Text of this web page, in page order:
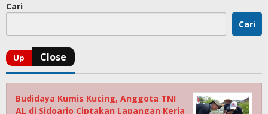
Cari
Cari
Budidaya Kumis Kucing, Anggota TNI
AL di Sidoarjo Ciptakan Lapangan Kerja